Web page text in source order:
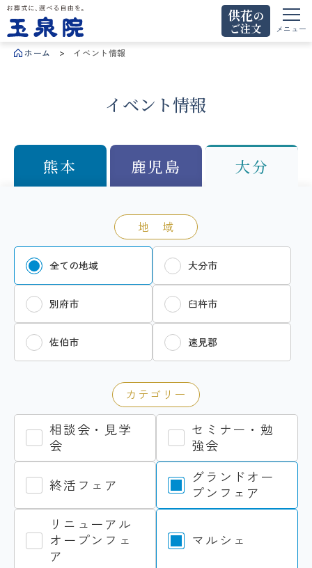
お葬式に、選べる自由を。玉泉院
供花の
ご注文
メニュー
ホーム イベント情報
イベント情報
熊本 鹿児島 大分
地 域
全ての地域 大分市
別府市 臼杵市
佐伯市 速見郡
カテゴリー
相談会・見学
会
セミナー・勉
強会
終活フェア
グランドオー
プンフェア
リニューアル
オープンフェ
ア
マルシェ